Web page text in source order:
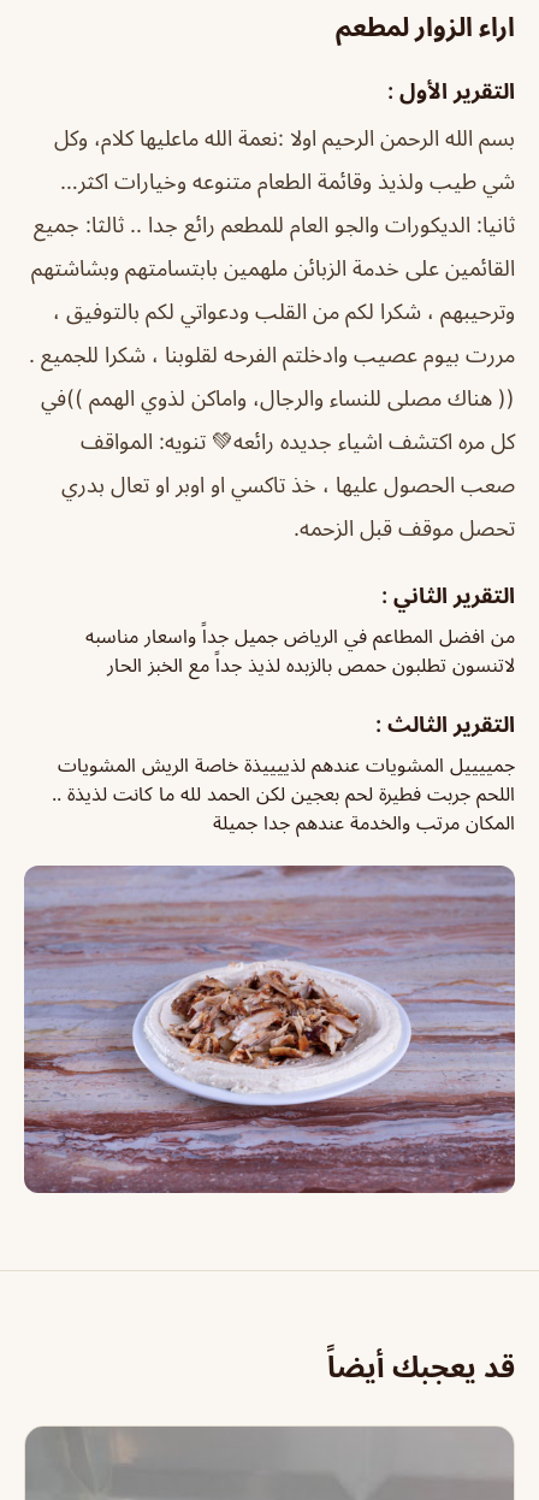
اراء الزوار لمطعم
التقرير الأول :
بسم الله الرحمن الرحيم اولا :نعمة الله ماعليها كلام، وكل
شي طيب ولذيذ وقائمة الطعام متنوعه وخيارات اكثر…
ثانيا: الديكورات والجو العام للمطعم رائع جدا .. ثالثا: جميع
القائمين على خدمة الزبائن ملهمين بابتسامتهم وبشاشتهم
وترحيبهم ، شكرا لكم من القلب ودعواتي لكم بالتوفيق ،
مررت بيوم عصيب وادخلتم الفرحه لقلوبنا ، شكرا للجميع .
(( هناك مصلى للنساء والرجال، واماكن لذوي الهمم ))في
كل مره اكتشف اشياء جديده رائعه💚 تنويه: المواقف
صعب الحصول عليها ، خذ تاكسي او اوبر او تعال بدري
تحصل موقف قبل الزحمه.
التقرير الثاني :
من افضل المطاعم في الرياض جميل جداً واسعار مناسبه
لاتنسون تطلبون حمص بالزبده لذيذ جداً مع الخبز الحار
التقرير الثالث :
جمييييل المشويات عندهم لذييييذة خاصة الريش المشويات
اللحم جربت فطيرة لحم بعجين لكن الحمد لله ما كانت لذيذة ..
المكان مرتب والخدمة عندهم جدا جميلة
قد يعجبك أيضاً